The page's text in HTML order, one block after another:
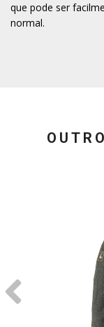
que pode ser
normal.